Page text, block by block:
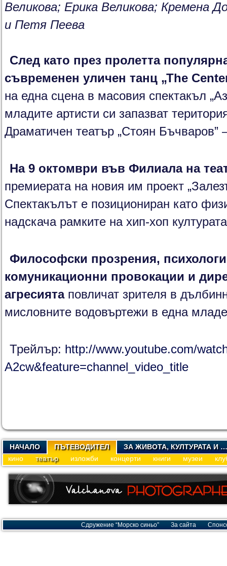
Великова; Ерика Великова; Кремена
и Петя Пеева
След като през пролетта
съвременен уличен танц „Тhe
на една сцена в масовия спектакъл
младите артисти си запазват
Драматичен театър „Стоян Бъчваров”
На 9 октомври във Филиала на
премиерата на новия им проект
Спектакълът е позициониран като
надскача рамките на хип-хоп
Философски прозрения,
комуникационни провокации и
агресиятаповличат зрителя в
мисловните водовъртежи в една
Трейлър: http://www.youtube.com/
A2cw&feature=channel_video_title
НАЧАЛО ПЪТЕВОДИТЕЛ
ЗА ЖИВОТА, КУЛТУРАТА И …
кино
театър изложби концерти книги музеи
Сдружение “Морско синьо” За сайта